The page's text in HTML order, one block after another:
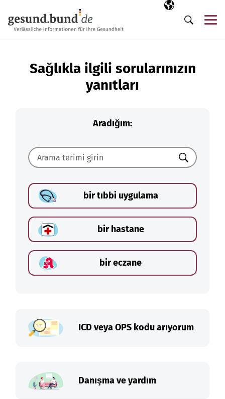
Seçili dil
TR
Arama
Sağlıkla ilgili sorularınızın
yanıtları
Aradığım:
Ara
bir tıbbi uygulama
bir hastane
bir eczane
ICD veya OPS kodu arıyorum
Danışma ve yardım